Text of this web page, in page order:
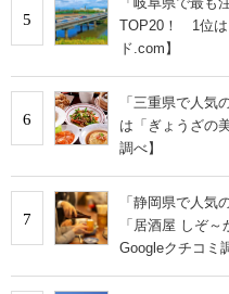
5
TOP20！ 1位は
ド.com】
6
「三重県で人
は「ぎょうざの
調べ】
7
「静岡県で人
「居酒屋 しぞ
Googleクチコミ